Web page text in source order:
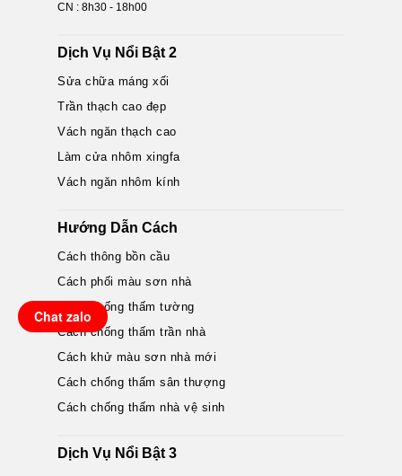
CN : 8h30 - 18h00
Dịch Vụ Nổi Bật 2
Sửa chữa máng xối
Trần thạch cao đẹp
Vách ngăn thạch cao
Làm cửa nhôm xingfa
Vách ngăn nhôm kính
Hướng Dẫn Cách
Cách thông bồn cầu
Cách phối màu sơn nhà
Cách chống thấm tường
Cách chống thấm trần nhà
Cách khử màu sơn nhà mới
Cách chống thấm sân thượng
Cách chống thấm nhà vệ sinh
Dịch Vụ Nổi Bật 3
Chat zalo